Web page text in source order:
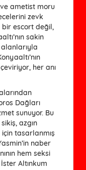
ametist moru
zevk
bir escort değil,
sakin
her anı
Dağları
sunuyor. Bu
azgın
tasarlanmış
naber
hem seksi
Altınkum